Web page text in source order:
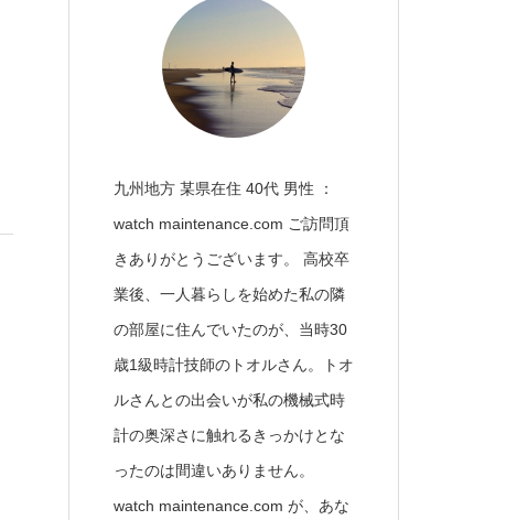
九州地方 某県在住 40代 男性 ：
watch maintenance.com ご訪問頂
きありがとうございます。 高校卒
業後、一人暮らしを始めた私の隣
の部屋に住んでいたのが、当時30
歳1級時計技師のトオルさん。トオ
ルさんとの出会いが私の機械式時
計の奥深さに触れるきっかけとな
ったのは間違いありません。
watch maintenance.com が、あな